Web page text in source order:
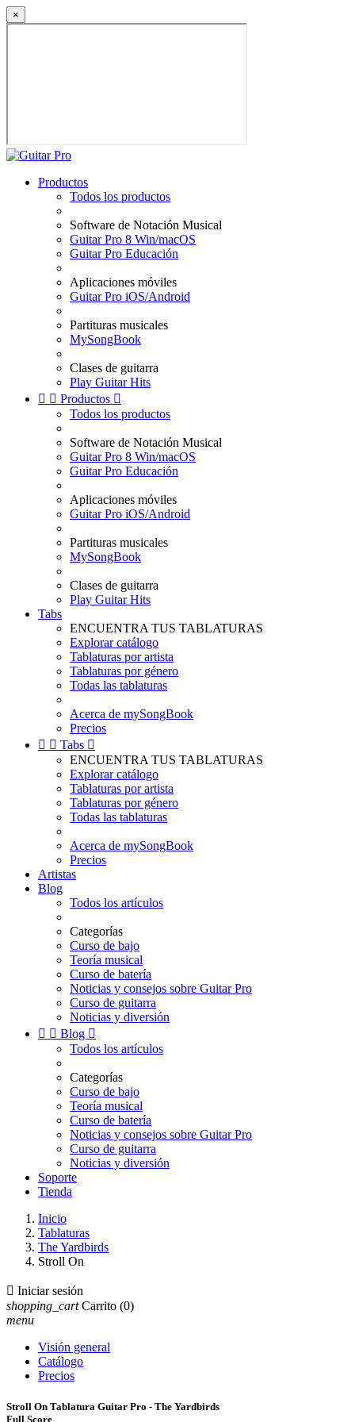
×
Productos
Todos los productos
Software de Notación Musical
Guitar Pro 8 Win/macOS
Guitar Pro Educación
Aplicaciones móviles
Guitar Pro iOS/Android
Partituras musicales
MySongBook
Clases de guitarra
Play Guitar Hits
  Productos 
Todos los productos
Software de Notación Musical
Guitar Pro 8 Win/macOS
Guitar Pro Educación
Aplicaciones móviles
Guitar Pro iOS/Android
Partituras musicales
MySongBook
Clases de guitarra
Play Guitar Hits
Tabs
ENCUENTRA TUS TABLATURAS
Explorar catálogo
Tablaturas por artista
Tablaturas por género
Todas las tablaturas
Acerca de mySongBook
Precios
  Tabs 
ENCUENTRA TUS TABLATURAS
Explorar catálogo
Tablaturas por artista
Tablaturas por género
Todas las tablaturas
Acerca de mySongBook
Precios
Artistas
Blog
Todos los artículos
Categorías
Curso de bajo
Teoría musical
Curso de batería
Noticias y consejos sobre Guitar Pro
Curso de guitarra
Noticias y diversión
  Blog 
Todos los artículos
Categorías
Curso de bajo
Teoría musical
Curso de batería
Noticias y consejos sobre Guitar Pro
Curso de guitarra
Noticias y diversión
Soporte
Tienda
Inicio
Tablaturas
The Yardbirds
Stroll On
 Iniciar sesión
shopping_cart Carrito (0)
menu
Visión general
Catálogo
Precios
Stroll On Tablatura Guitar Pro - The Yardbirds
Full Score